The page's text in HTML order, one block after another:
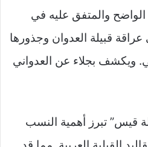
والمتفق عليه في
قبيلة العدوان وجذورها
ويكشف بجلاء عن العدواني
قيس” تبرز أهمية النسب